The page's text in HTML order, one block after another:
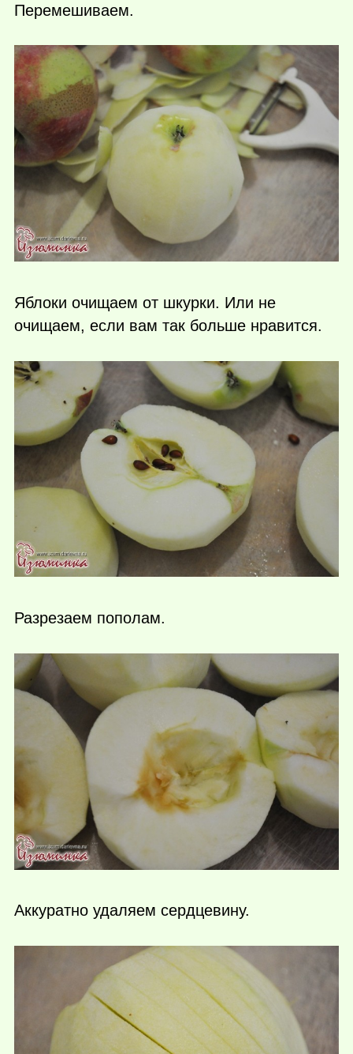
Перемешиваем.
Яблоки очищаем от шкурки. Или не
очищаем, если вам так больше нравится.
Разрезаем пополам.
Аккуратно удаляем сердцевину.